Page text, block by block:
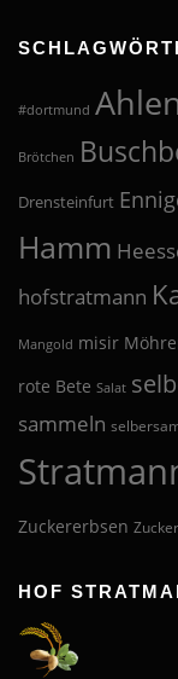
#dortmund
Brötchen
Drensteinfurt
Hamm
hofstratmann
Mangold misir
rote Bete Salat
sammeln
Zuckererbsen
HOF